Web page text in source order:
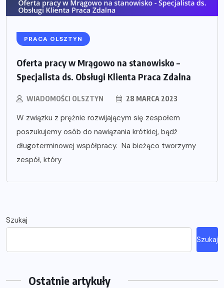
PRACA OLSZTYN
Oferta pracy w Mrągowo na stanowisko –
Specjalista ds. Obsługi Klienta Praca Zdalna
WIADOMOŚCI OLSZTYN 28 MARCA 2023
W związku z prężnie rozwijającym się zespołem
poszukujemy osób do nawiązania krótkiej, bądź
długoterminowej współpracy. Na bieżąco tworzymy
zespół, który
Szukaj
Szukaj
Ostatnie artykuły